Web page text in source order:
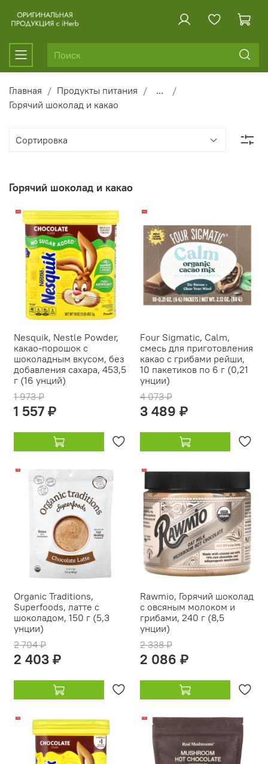
Главная Продукты питания
...
Горячий шоколад и какао
Горячий шоколад и какао
-21%
Nesquik, Nestle Powder,
какао-порошок с
шоколадным вкусом, без
добавления сахара, 453,5
г (16 унций)
1 973 ₽
1 557 ₽
-14%
Four Sigmatic, Calm,
смесь для приготовления
какао с грибами рейши,
10 пакетиков по 6 г (0,21
унции)
4 073 ₽
3 489 ₽
-11%
Organic Traditions,
Superfoods, латте с
шоколадом, 150 г (5,3
унции)
2 704 ₽
2 403 ₽
-11%
Rawmio, Горячий шоколад
с овсяным молоком и
грибами, 240 г (8,5
унции)
2 338 ₽
2 086 ₽
-9% -14%